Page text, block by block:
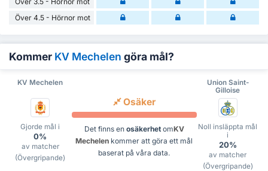
Över 4.5 - Hörnor mot
Kommer KV Mechelen göra mål?
KV Mechelen
Union Saint-
Gilloise
Gjorde mål i
0%
av matcher
(Övergripande)
Osäker
Det finns en osäkerhetomKV
Mechelen kommer att göra ett mål
baserat på våra data.
Noll insläppta mål
i
20%
av matcher
(Övergripande)